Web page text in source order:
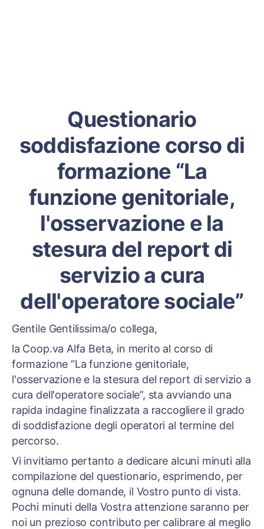
Questionario
soddisfazione corso di
formazione “La
funzione genitoriale,
l'osservazione e la
stesura del report di
servizio a cura
dell'operatore sociale”
Gentile Gentilissima/o collega,
la Coop.va Alfa Beta, in merito al corso di
formazione “La funzione genitoriale,
l'osservazione e la stesura del report di servizio a
cura dell'operatore sociale”, sta avviando una
rapida indagine finalizzata a raccogliere il grado
di soddisfazione degli operatori al termine del
percorso.
Vi invitiamo pertanto a dedicare alcuni minuti alla
compilazione del questionario, esprimendo, per
ognuna delle domande, il Vostro punto di vista.
Pochi minuti della Vostra attenzione saranno per
noi un prezioso contributo per calibrare al meglio